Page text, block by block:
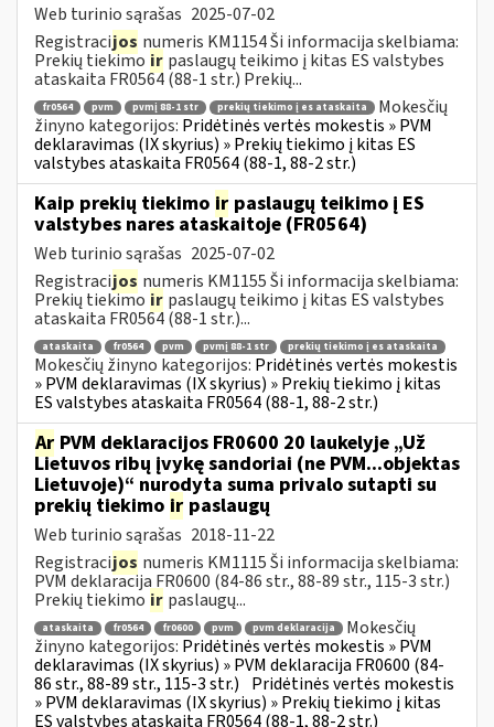
Web turinio sąrašas 2025-07-02
Registracijos numeris KM1154 Ši informacija skelbiama:
Prekių tiekimo ir paslaugų teikimo į kitas ES valstybes
ataskaita FR0564 (88-1 str.) Prekių...
fr0564 pvm pvmį 88-1 str prekių tiekimo į es ataskaita
Mokesčių
žinyno kategorijos: Pridėtinės vertės mokestis » PVM
deklaravimas (IX skyrius) » Prekių tiekimo į kitas ES
valstybes ataskaita FR0564 (88-1, 88-2 str.)
Kaip prekių tiekimo ir paslaugų teikimo į ES
valstybes nares ataskaitoje (FR0564)
Web turinio sąrašas 2025-07-02
Registracijos numeris KM1155 Ši informacija skelbiama:
Prekių tiekimo ir paslaugų teikimo į kitas ES valstybes
ataskaita FR0564 (88-1 str.)...
ataskaita fr0564 pvm pvmį 88-1 str prekių tiekimo į es ataskaita
Mokesčių žinyno kategorijos: Pridėtinės vertės mokestis
» PVM deklaravimas (IX skyrius) » Prekių tiekimo į kitas
ES valstybes ataskaita FR0564 (88-1, 88-2 str.)
Ar PVM deklaracijos FR0600 20 laukelyje „Už
Lietuvos ribų įvykę sandoriai (ne PVM...objektas
Lietuvoje)“ nurodyta suma privalo sutapti su
prekių tiekimo ir paslaugų
Web turinio sąrašas 2018-11-22
Registracijos numeris KM1115 Ši informacija skelbiama:
PVM deklaracija FR0600 (84-86 str., 88-89 str., 115-3 str.)
Prekių tiekimo ir paslaugų...
ataskaita fr0564 fr0600 pvm pvm deklaracija
Mokesčių
žinyno kategorijos: Pridėtinės vertės mokestis » PVM
deklaravimas (IX skyrius) » PVM deklaracija FR0600 (84-
86 str., 88-89 str., 115-3 str.) Pridėtinės vertės mokestis
» PVM deklaravimas (IX skyrius) » Prekių tiekimo į kitas
ES valstybes ataskaita FR0564 (88-1, 88-2 str.)